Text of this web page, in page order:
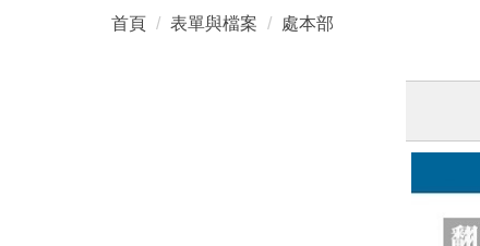
首頁 表單與檔案 處本部